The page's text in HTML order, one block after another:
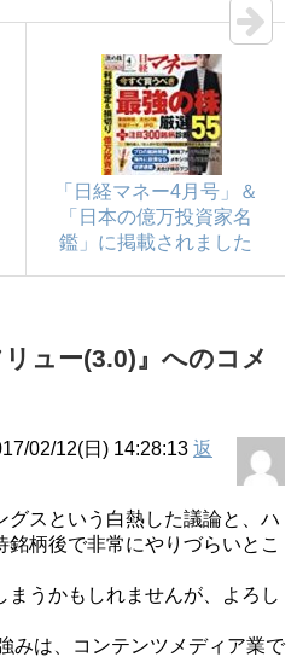
「日経マネー4月号」＆
「日本の億万投資家名
鑑」に掲載されました
リュー(3.0)』へのコメ
02/12(日) 14:28:13 返
グスという白熱した議論と、ハ
銘柄後で非常にやりづらいとこ
まうかもしれませんが、よろし
みは、コンテンツメディア業で